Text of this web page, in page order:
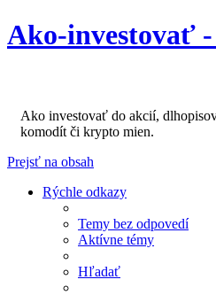
Ako-investovať
Ako investovať do akcií,
komodít či krypto mien.
Prejsť na obsah
Rýchle odkazy
Temy bez odpovedí
Aktívne témy
Hľadať